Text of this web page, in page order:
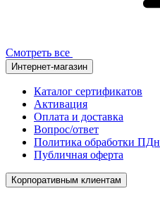
Смотреть все
Интернет-магазин
Каталог сертификатов
Активация
Оплата и доставка
Вопрос/ответ
Политика обработки ПДн
Публичная оферта
Корпоративным клиентам